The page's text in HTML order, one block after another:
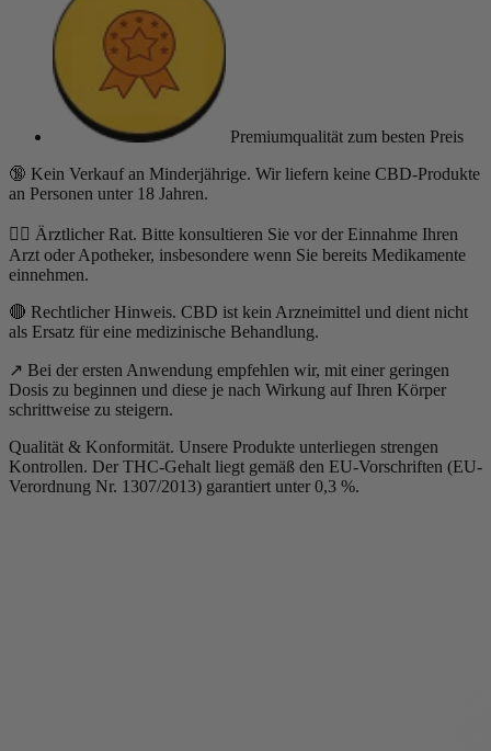
Premiumqualität zum besten Preis
🔞 Kein Verkauf an Minderjährige. Wir liefern keine CBD-Produkte
an Personen unter 18 Jahren.
👨‍⚕️ Ärztlicher Rat. Bitte konsultieren Sie vor der Einnahme Ihren
Arzt oder Apotheker, insbesondere wenn Sie bereits Medikamente
einnehmen.
🔴 Rechtlicher Hinweis. CBD ist kein Arzneimittel und dient nicht
als Ersatz für eine medizinische Behandlung.
↗️ Bei der ersten Anwendung empfehlen wir, mit einer geringen
Dosis zu beginnen und diese je nach Wirkung auf Ihren Körper
schrittweise zu steigern.
Qualität & Konformität. Unsere Produkte unterliegen strengen
Kontrollen. Der THC-Gehalt liegt gemäß den EU-Vorschriften (EU-
Verordnung Nr. 1307/2013) garantiert unter 0,3 %.